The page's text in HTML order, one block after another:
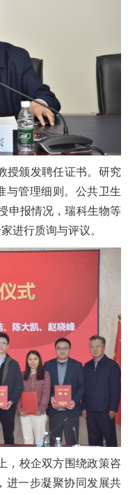
授颁发聘任证书。 研究
与管理细则。公共卫生
申报情况，瑞科生物等
进行质询与评议。
，校企双方围绕政策咨
进一步凝聚协同发展共